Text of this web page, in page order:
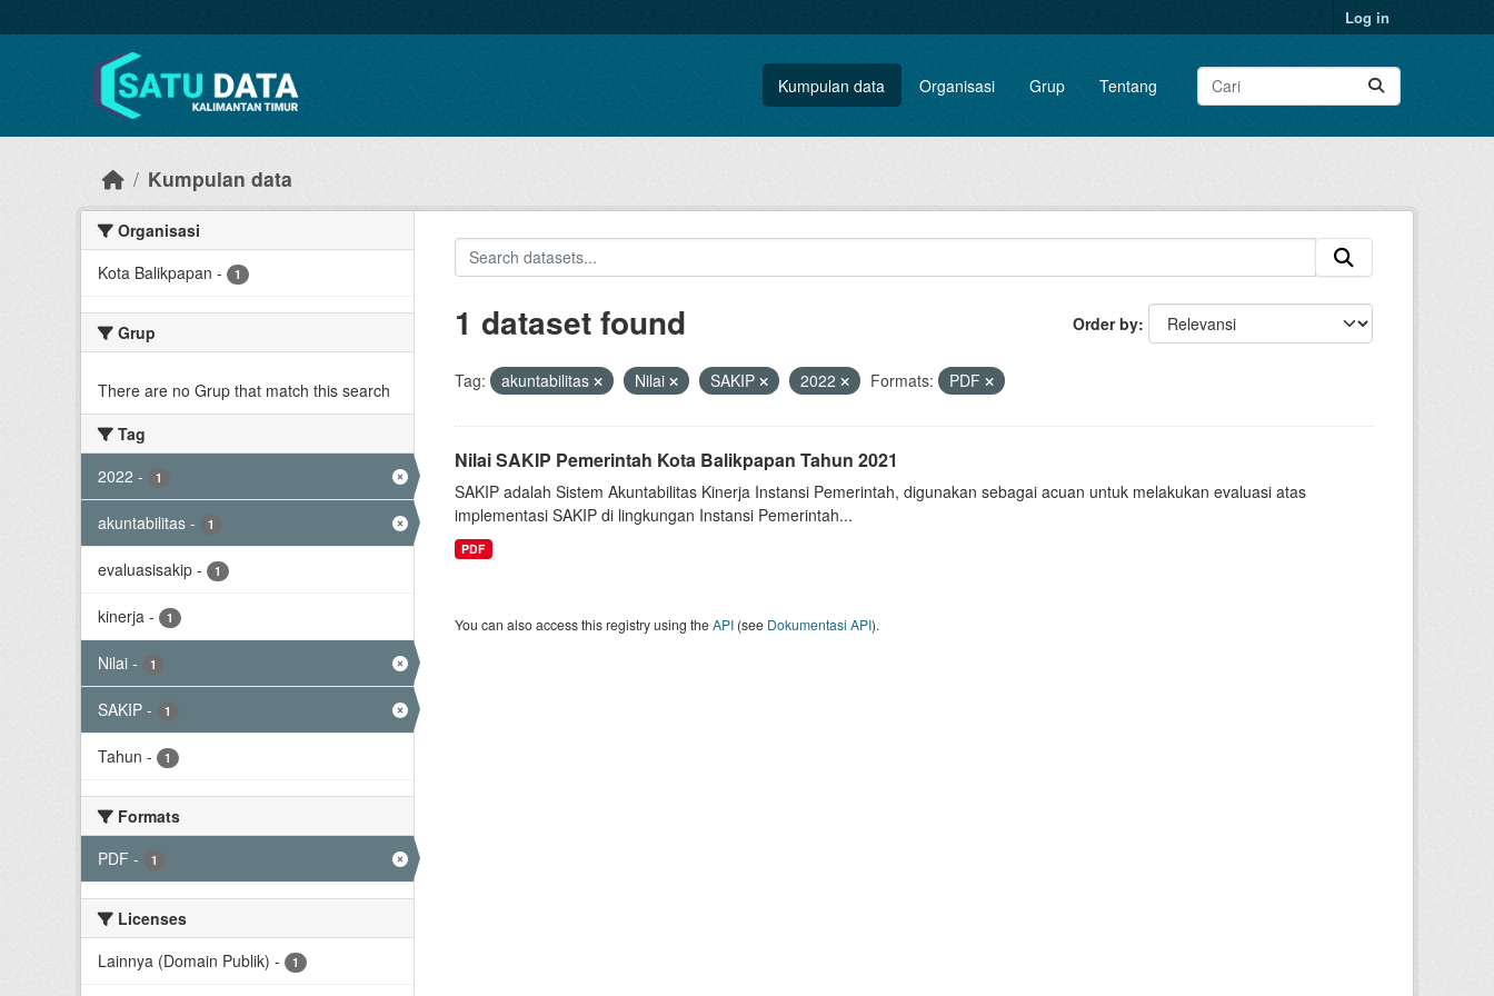
Log in
Kumpulan data Organisasi Grup Tentang
Kumpulan data
Organisasi
Kota Balikpapan - 1
Grup
There are no Grup that match this search
Tag
2022 - 1
akuntabilitas - 1
evaluasisakip - 1
kinerja - 1
Nilai - 1
SAKIP - 1
Tahun - 1
Formats
PDF - 1
Licenses
Lainnya (Domain Publik) - 1
Order by
1 dataset found
Tag: akuntabilitas Nilai SAKIP 2022 Formats: PDF
Nilai SAKIP Pemerintah Kota Balikpapan Tahun 2021
SAKIP adalah Sistem Akuntabilitas Kinerja Instansi Pemerintah, digunakan sebagai acuan untuk melakukan evaluasi atas
implementasi SAKIP di lingkungan Instansi Pemerintah...
PDF
You can also access this registry using theAPI(see Dokumentasi API).